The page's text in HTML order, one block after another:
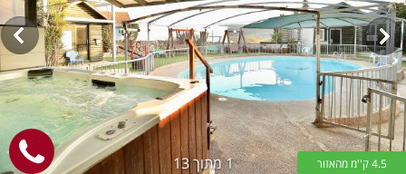
1מתוך 13 4.5 ק''מ מהאזור